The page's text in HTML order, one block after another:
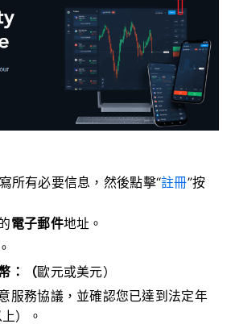
所有必要信息，然後點擊“註冊”按
電子郵件地址。
。
：（歐元或美元）
服務協議，並確認您已達到法定年
）。